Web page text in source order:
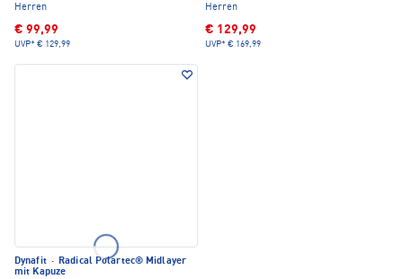
Herren
€ 99,99
UVP* € 129,99
Herren
€ 129,99
UVP* € 169,99
Dynafit · Radical Polartec® Midlayer
mit Kapuze